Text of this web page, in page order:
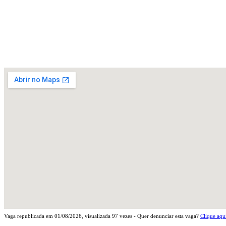
Vaga republicada em 01/08/2026 , visualizada 97 vezes - Quer denunciar esta vaga? Clique